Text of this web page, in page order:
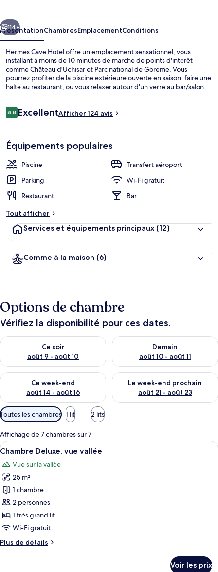
Suivant
114+
PrésentationChambresEmplacementConditions
Hermes Cave Hotel offre un emplacement sensationnel, vous
installant à moins de 10 minutes de marche de points d'intérêt
comme Château d'Uchisar et Parc national de Göreme. Vous
pourrez profiter de la piscine extérieure ouverte en saison, faire une
halte au restaurant, ou vous relaxer autour d'un verre au bar/salon.
autres voyageurs adorent le personnel attentionné.
Avis
voyageurs
8,88,8 sur 10
ExcellentAfficher 124 avis
Équipements populaires
Piscine
Transfert aéroport
Parking
Wi-Fi gratuit
Restaurant
Bar
Tout afficher
Services et équipements principaux (12)
Comme à la maison (6)
Options de chambre
Vérifiez la disponibilité pour ces dates.
Ce soir
août 9 - août 10
Vérifier la disponibilité pour ce soir août 9 - août 10
Demain
août 10 - août 11
Vérifier la disponibilité pour
Ce week-end
août 14 - août 16
Vérifier la disponibilité pour ce week-end août 14 - août 16
Le week-end prochain
août 21 - août 23
Vérifier la disponibilité pour
Filtres
disponibles
pour
les
chambres
Toutes les chambres 1 lit 2 lits
Affichage de 7 chambres sur 7
Afficher
toutes
les
photos
pour
ce
type
de
chambre :
Chambre
Une chambre d’hôtel avec un
14
Chambre Deluxe, vue vallée
Vue sur la vallée
25 m²
1 chambre
2 personnes
1 très grand lit
Wi-Fi gratuit
Plus de détails
Plus
Voir les prix